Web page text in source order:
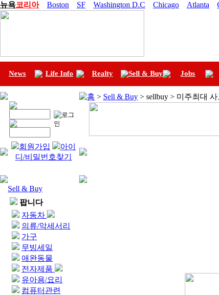
뉴욕코리아 Boston SF Washington D.C Chicago Atlanta
News Life Info Realty Sell & Buy Jobs
회원가입
아이
디/비밀번호찾기
Sell & Buy
팝니다
자동차
의류/악세서리
가구
무빙세일
애완동물
전자제품
유아용/요리
컴퓨터관련
홈 > Sell & Buy > sellbuy > 미주최대